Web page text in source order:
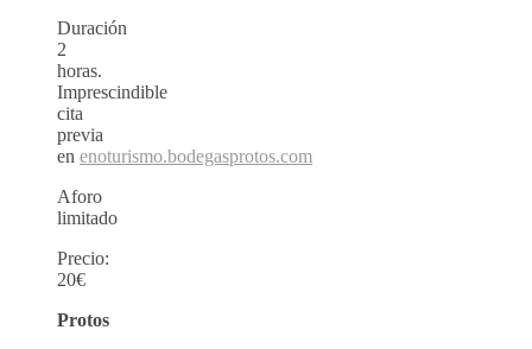
Duración
2
horas.
Imprescindible
cita
previa
en enoturismo.bodegasprotos.com
Aforo
limitado
Precio:
20€
Protos